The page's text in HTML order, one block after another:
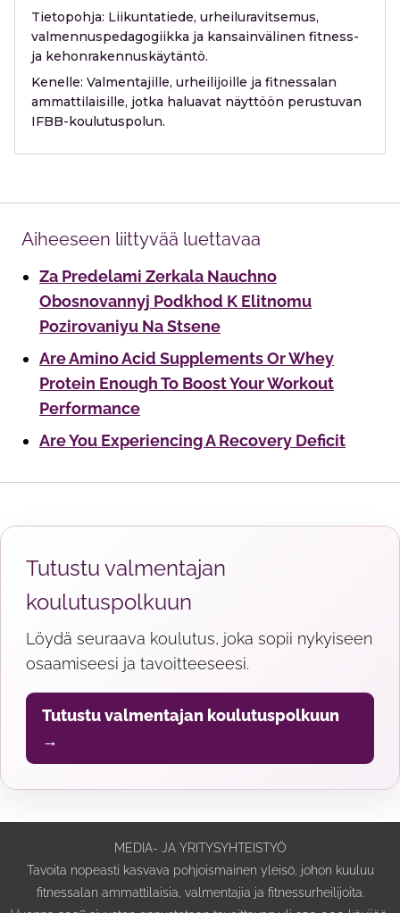
Tietopohja: Liikuntatiede, urheiluravitsemus,
valmennuspedagogiikka ja kansainvälinen fitness-
ja kehonrakennuskäytäntö.
Kenelle: Valmentajille, urheilijoille ja fitnessalan
ammattilaisille, jotka haluavat näyttöön perustuvan
IFBB-koulutuspolun.
Aiheeseen liittyvää luettavaa
Za Predelami Zerkala Nauchno
Obosnovannyj Podkhod K Elitnomu
Pozirovaniyu Na Stsene
Are Amino Acid Supplements Or Whey
Protein Enough To Boost Your Workout
Performance
Are You Experiencing A Recovery Deficit
Tutustu valmentajan
koulutuspolkuun
Löydä seuraava koulutus, joka sopii nykyiseen
osaamiseesi ja tavoitteeseesi.
Tutustu valmentajan koulutuspolkuun
→
MEDIA- JA YRITYSYHTEISTYÖ
Tavoita nopeasti kasvava pohjoismainen yleisö, johon kuuluu
fitnessalan ammattilaisia, valmentajia ja fitnessurheilijoita.